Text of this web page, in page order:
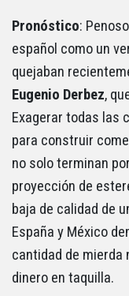
Pronóstico:
español como un
quejaban
Eugenio Derbez,
Exagerar todas las
para construir
no solo terminan
proyección de
baja de calidad de
España y México
cantidad de
dinero en taquilla.